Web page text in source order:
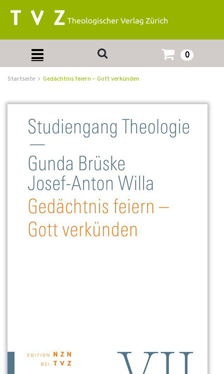
0
Startseite Gedächtnis feiern – Gott verkünden